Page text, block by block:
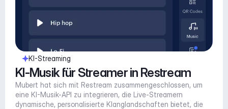
KI-Streaming
KI-Musik für Streamer in Restream
Mubert hat sich mit Restream zusammengeschlossen, um
eine KI-Musik-API zu integrieren, die Live-Streamern
dynamische, personalisierte Klanglandschaften bietet, die